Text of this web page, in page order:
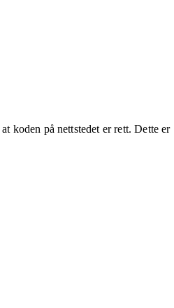
koden på nettstedet er rett. Dette er